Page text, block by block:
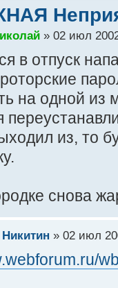
» 02 июл
в отпуск
на одной из
из, то
снова
» 02 июл